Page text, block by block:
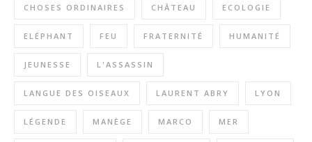
CHOSES ORDINAIRES CHÂTEAU ECOLOGIE
ELÉPHANT FEU FRATERNITÉ HUMANITÉ
JEUNESSE L'ASSASSIN
LANGUE DES OISEAUX LAURENT ABRY LYON
LÉGENDE MANÈGE MARCO MER